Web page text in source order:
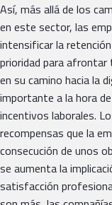
Así, más allá de los
en este sector, las
intensificar la
prioridad para
en su camino hacia la
importante a la hora
incentivos laborales.
recompensas que la
consecución de unos
se aumenta la
satisfacción